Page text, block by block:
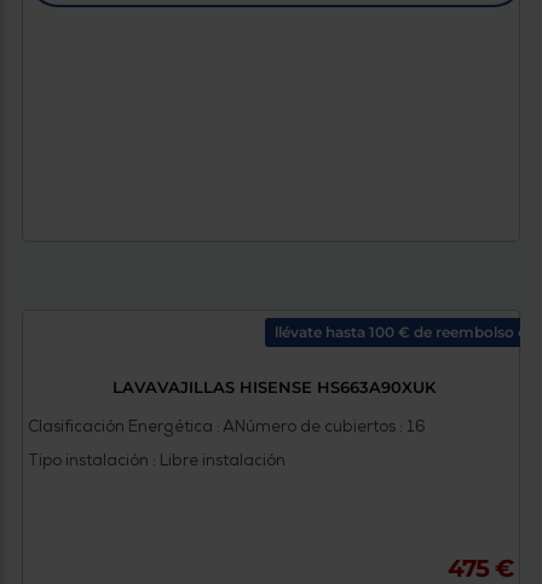
llévate hasta 100 € de reembolso
LAVAVAJILLAS HISENSE HS663A90XUK
Clasificación Energética : ANúmero de cubiertos : 16
Tipo instalación : Libre instalación
475 €